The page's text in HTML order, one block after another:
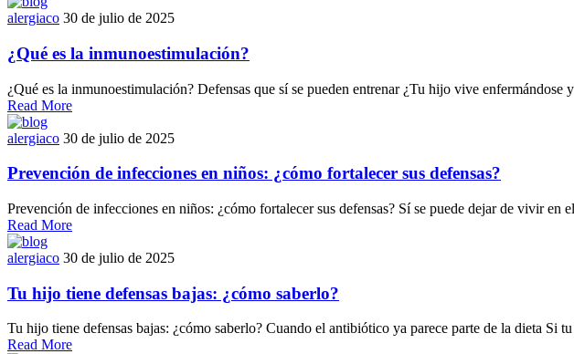
alergiaco 30 de julio de 2025
¿Qué es la inmunoestimulación?​
¿Qué es la inmunoestimulación? Defensas que sí se pueden entrenar ¿Tu hijo vive enfermándose
Read More
alergiaco 30 de julio de 2025
Prevención de infecciones en niños: ¿cómo fortalecer sus defensas?
Prevención de infecciones en niños: ¿cómo fortalecer sus defensas? Sí se puede dejar de vivir en
Read More
alergiaco 30 de julio de 2025
Tu hijo tiene defensas bajas: ¿cómo saberlo?
Tu hijo tiene defensas bajas: ¿cómo saberlo? Cuando el antibiótico ya parece parte de la dieta Si
Read More